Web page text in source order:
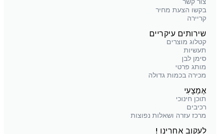
צור קשר
בקשו הצעת מחיר
קריירה
שירותים עיקריים
קטלוג מוצרים
תעשיות
סימן לבן
מותג פרטי
מכירה בכמות גדולה
אֶמְצָעִי
תוכן חינוכי
רכיבים
מרכז עזרה ושאלות נפוצות
לעקוב אחרינו !